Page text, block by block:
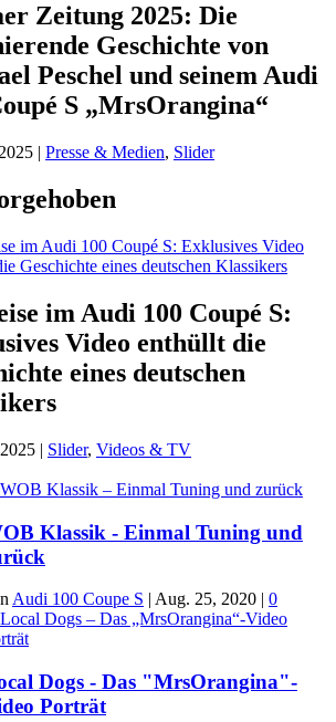
Zeitung 2025: Die
Geschichte von
Peschel und seinem Audi
S „MrsOrangina“
| Presse & Medien, Slider
im Audi 100 Coupé S:
Video enthüllt die
eines deutschen
| Slider, Videos & TV
Klassik - Einmal Tuning und
Audi 100 Coupe S | Aug. 25, 2020 | 0
Dogs - Das "MrsOrangina"-
Porträt